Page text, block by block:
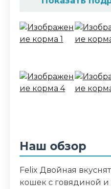
Состав корма
мясо и продукты
продукты ее
минеральные
влажность 82.0%,
сырая зола 2.5%,
линолевая кислота
Наш обзор
Felix Двойная
кошек с говядиной